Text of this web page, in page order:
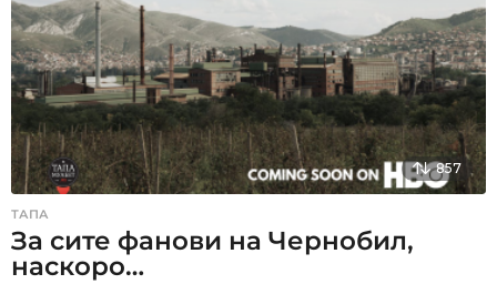
857
ТАПА
За сите фанови на Чернобил,
наскоро…